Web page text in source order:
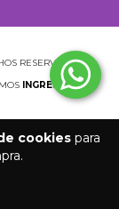
cookiespara
RESERVADOS.
INGRESÁ ACÁ.